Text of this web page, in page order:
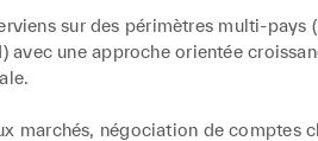
sur des périmètres multi-pays
une approche orientée
marchés, négociation de comptes